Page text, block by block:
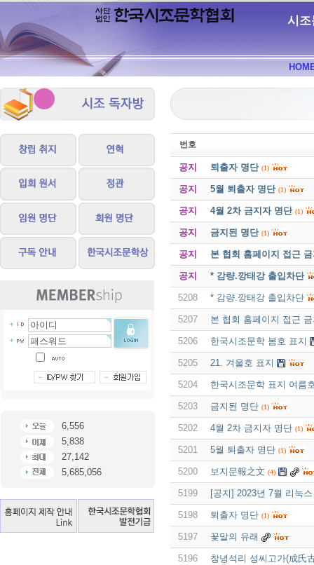
시조
6,556
5,838
27,142
5,685,056
번호
공지 퇴출자 명단 (1)
공지 5월 퇴출자 명단 (1)
공지 4월 2차 금지자 명단 (1)
공지 금지된 명단 (1)
공지 본 협회 홈페이지 접근
공지 * 감량.깡태강 출입차단
5208 * 감량.깡태강 출입차단
5207 본 협회 홈페이지 접근
5206 한국시조문학 봄호 표지
5205 21. 겨울호 표지
5204 한국시조문학 표지 여름
5203 금지된 명단 (1)
5202 4월 2차 금지자 명단 (1)
5201 5월 퇴출자 명단 (1)
5200 보지문報之文 (4)
5199 [공지] 2023년 7월 리눅
5198 퇴출자 명단 (1)
5197 꽃말의 유래
5196 창녕석리 성씨고가(成氏